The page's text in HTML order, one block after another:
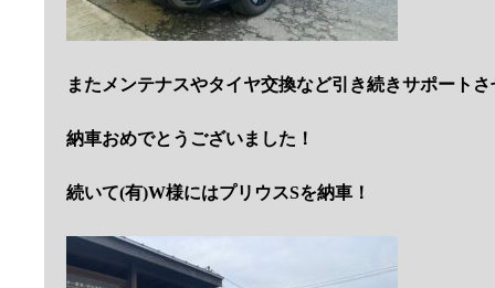
またメンテナスやタイヤ交換など引き続きサポート
納車おめでとうございました！
続いて(有)W様にはプリウスSを納車！